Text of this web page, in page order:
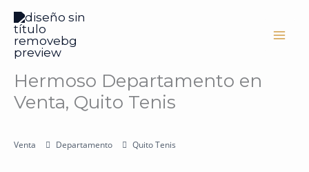
contenido
Hermoso Departamento en
Venta, Quito Tenis
Venta Departamento Quito Tenis